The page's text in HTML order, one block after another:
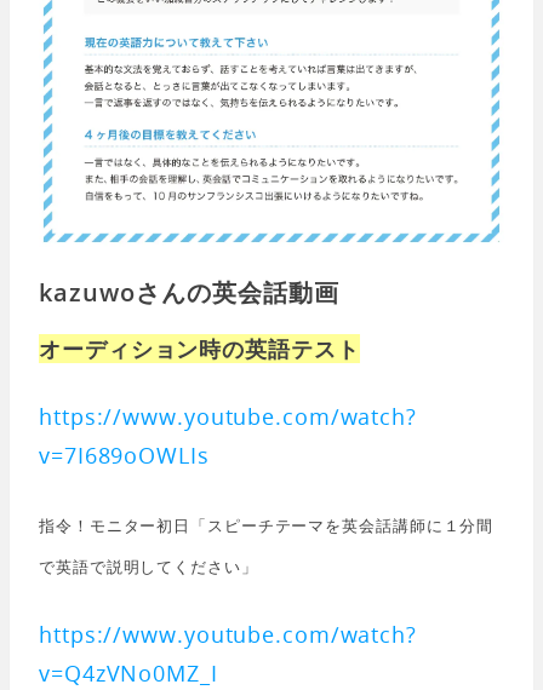
kazuwoさんの英会話動画
オーディション時の英語テスト
https://www.youtube.com/watch?
v=7I689oOWLIs
指令！モニター初日「スピーチテーマを英会話講師に１分間
で英語で説明してください」
https://www.youtube.com/watch?
v=Q4zVNo0MZ_I